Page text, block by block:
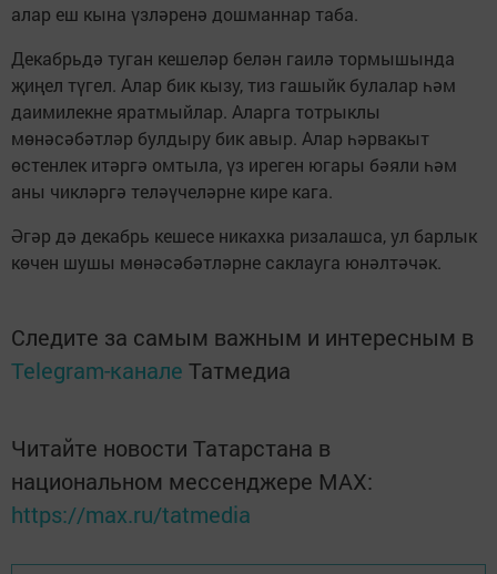
алар еш кына үзләренә дошманнар таба.
Декабрьдә туган кешеләр белән гаилә тормышында
җиңел түгел. Алар бик кызу, тиз гашыйк булалар һәм
даимилекне яратмыйлар. Аларга тотрыклы
мөнәсәбәтләр булдыру бик авыр. Алар һәрвакыт
өстенлек итәргә омтыла, үз иреген югары бәяли һәм
аны чикләргә теләүчеләрне кире кага.
Әгәр дә декабрь кешесе никахка ризалашса, ул барлык
көчен шушы мөнәсәбәтләрне саклауга юнәлтәчәк.
Следите за самым важным и интересным в
Telegram-канале Татмедиа
Читайте новости Татарстана в
национальном мессенджере MАХ:
https://max.ru/tatmedia